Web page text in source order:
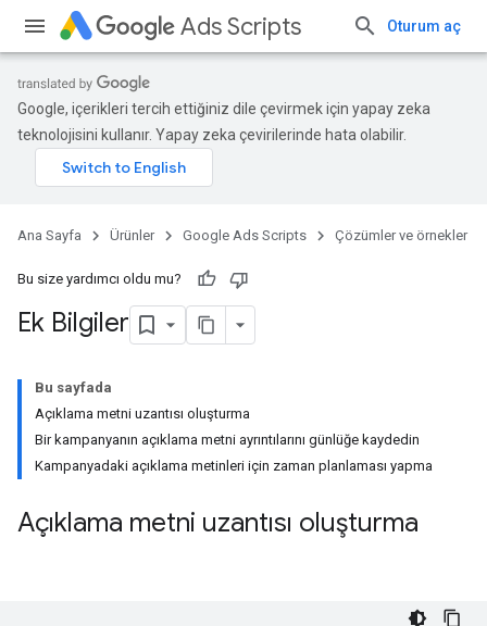
Ads Scripts Oturum aç
Google, içerikleri tercih ettiğiniz dile çevirmek için yapay zeka
teknolojisini kullanır. Yapay zeka çevirilerinde hata olabilir.
Ana Sayfa Ürünler Google Ads Scripts Çözümler ve örnekler
Bu size yardımcı oldu mu?
Ek Bilgiler
Bu sayfada
Açıklama metni uzantısı oluşturma
Bir kampanyanın açıklama metni ayrıntılarını günlüğe kaydedin
Kampanyadaki açıklama metinleri için zaman planlaması yapma
Açıklama metni uzantısı oluşturma